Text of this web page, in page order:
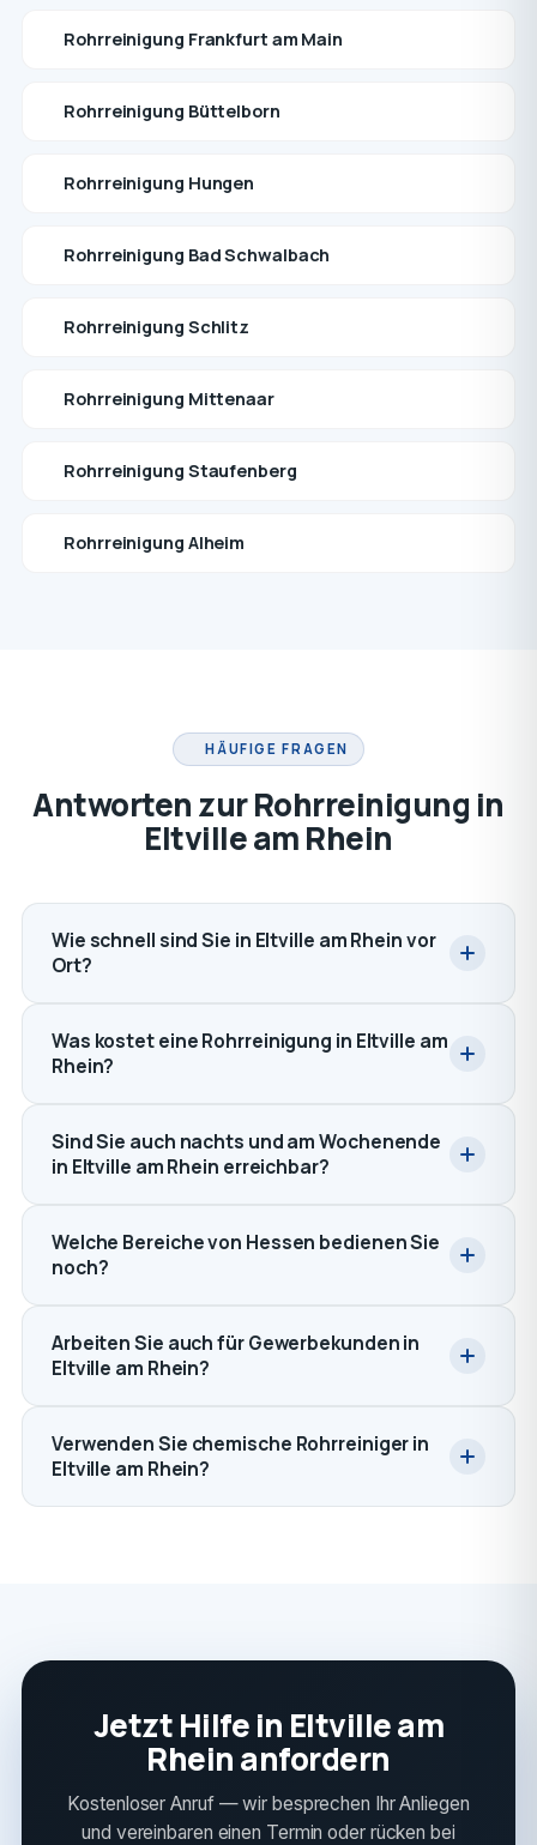
Rohrreinigung Frankfurt am Main
Rohrreinigung Büttelborn
Rohrreinigung Hungen
Rohrreinigung Bad Schwalbach
Rohrreinigung Schlitz
Rohrreinigung Mittenaar
Rohrreinigung Staufenberg
Rohrreinigung Alheim
HÄUFIGE FRAGEN
Antworten zur Rohrreinigung in
Eltville am Rhein
Wie schnell sind Sie in Eltville am Rhein vor
Ort?
Was kostet eine Rohrreinigung in Eltville am
Rhein?
Sind Sie auch nachts und am Wochenende
in Eltville am Rhein erreichbar?
Welche Bereiche von Hessen bedienen Sie
noch?
Arbeiten Sie auch für Gewerbekunden in
Eltville am Rhein?
Verwenden Sie chemische Rohrreiniger in
Eltville am Rhein?
Jetzt Hilfe in Eltville am
Rhein anfordern
Kostenloser Anruf — wir besprechen Ihr Anliegen
und vereinbaren einen Termin oder rücken bei